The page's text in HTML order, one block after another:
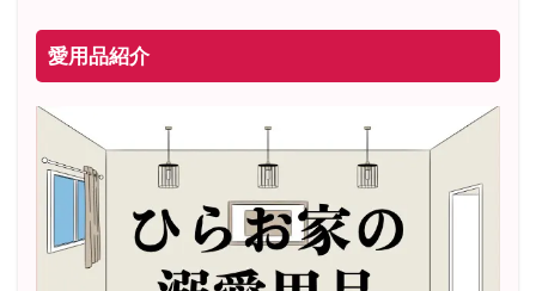
愛用品紹介